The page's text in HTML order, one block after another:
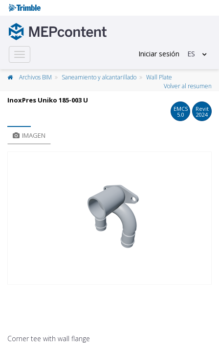
Toggle
navigation
Iniciar sesión ES
Archivos BIM Saneamiento y alcantarillado
Wall Plate
Volver al resumen
InoxPres Uniko 185-003 U
EMCS
5.0
Revit
2024
IMAGEN
Corner tee with wall flange